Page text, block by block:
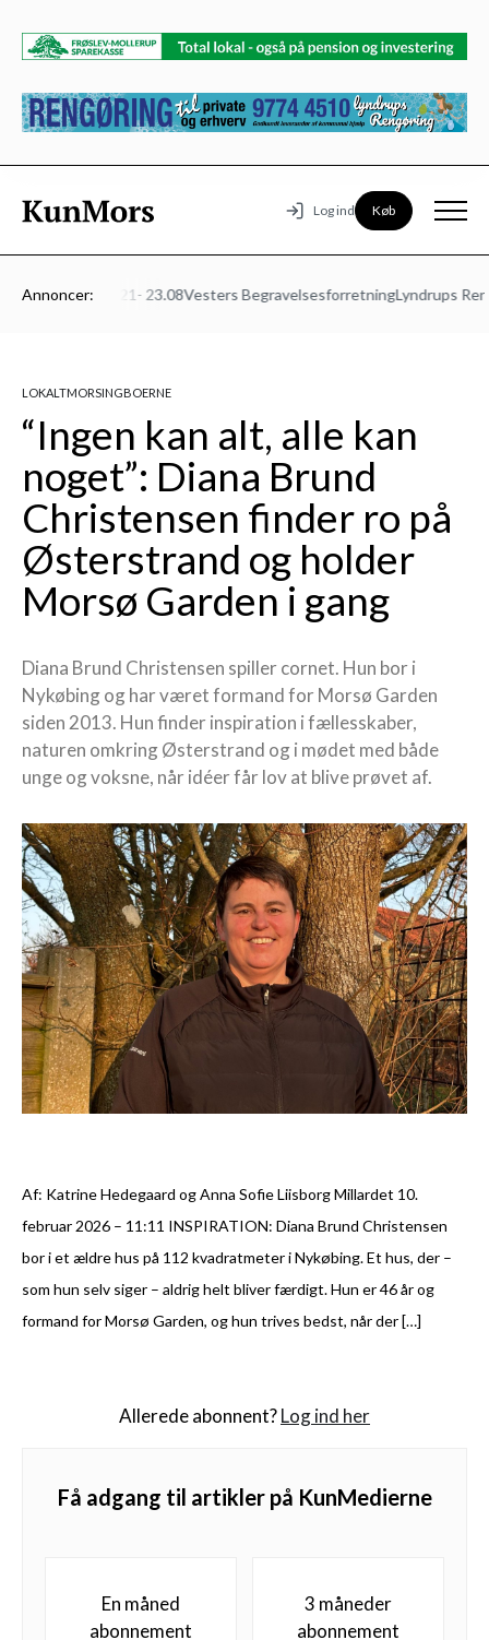
Log ind Køb
Annoncer:Mors 21- 23.08Vesters BegravelsesforretningLyndrups
LOKALTMORSINGBOERNE
“Ingen kan alt, alle kan
noget”: Diana Brund
Christensen finder ro på
Østerstrand og holder
Morsø Garden i gang
Diana Brund Christensen spiller cornet. Hun bor i
Nykøbing og har været formand for Morsø Garden
siden 2013. Hun finder inspiration i fællesskaber,
naturen omkring Østerstrand og i mødet med både
unge og voksne, når idéer får lov at blive prøvet af.
Af: Katrine Hedegaard og Anna Sofie Liisborg Millardet 10.
februar 2026 – 11:11 INSPIRATION: Diana Brund Christensen
bor i et ældre hus på 112 kvadratmeter i Nykøbing. Et hus, der –
som hun selv siger – aldrig helt bliver færdigt. Hun er 46 år og
formand for Morsø Garden, og hun trives bedst, når der […]
Allerede abonnent?Log ind her
Få adgang til artikler på KunMedierne
En måned
abonnement
3 måneder
abonnement